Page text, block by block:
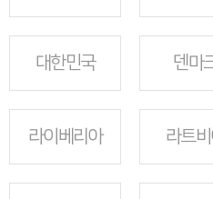
대한민국 덴마
라이베리아 라트